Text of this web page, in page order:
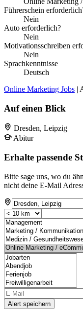
Führerschein
Nein
Auto erforderlich?
Nein
Motivationsschreiben
Nein
Sprachkenntnisse
Deutsch
Online Marketing Jobs |
Auf einen Blick
Dresden, Leipzig
Abitur
Erhalte passende
Bitte sage uns, wo du
nicht deine E-Mail
Alert speichern